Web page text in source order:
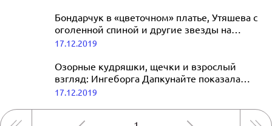
Бондарчук в «цветочном» платье, Утяшева с
оголенной спиной и другие звезды на
вечере бренда Alexander Terekhov
17.12.2019
Озорные кудряшки, щечки и взрослый
взгляд: Ингеборга Дапкунайте показала
себя в 5-летнем возрасте
17.12.2019